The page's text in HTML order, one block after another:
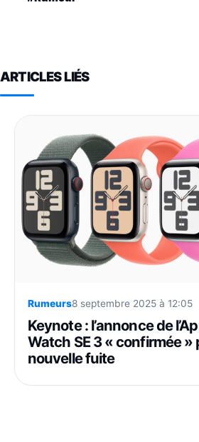
ARTICLES LIÉS
Rumeurs8 septembre 2025 à 12:05
Keynote : l’annonce de
Watch SE 3 « confirmée »
nouvelle fuite